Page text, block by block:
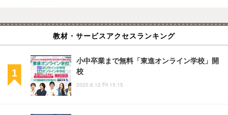
教材・サービスアクセスランキング
小中卒業まで無料「東進オンライン学校」開
校
2020.6.12 Fri 15:15